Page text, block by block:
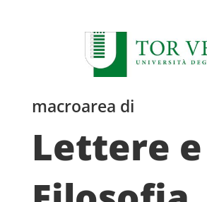
macroarea di
Lettere e